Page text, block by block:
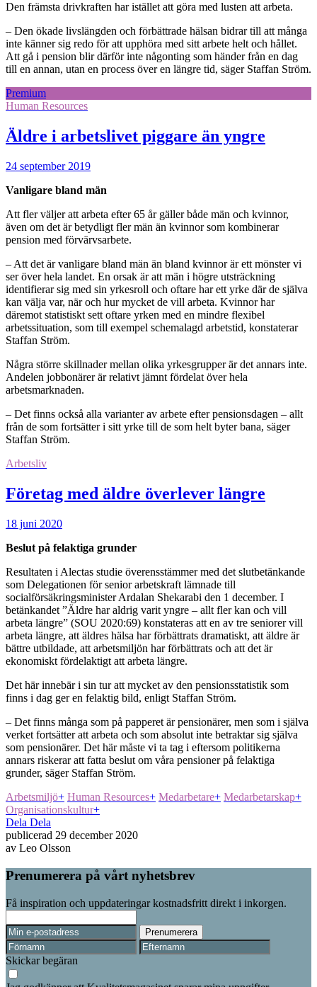
Den främsta drivkraften har istället att göra med lusten att arbeta.
– Den ökade livslängden och förbättrade hälsan bidrar till att många
inte känner sig redo för att upphöra med sitt arbete helt och hållet.
Att gå i pension blir därför inte någonting som händer från en dag
till en annan, utan en process över en längre tid, säger Staffan Ström.
Premium
Human Resources
Äldre i arbetslivet piggare än yngre
24 september 2019
Vanligare bland män
Att fler väljer att arbeta efter 65 år gäller både män och kvinnor,
även om det är betydligt fler män än kvinnor som kombinerar
pension med förvärvsarbete.
– Att det är vanligare bland män än bland kvinnor är ett mönster vi
ser över hela landet. En orsak är att män i högre utsträckning
identifierar sig med sin yrkesroll och oftare har ett yrke där de själva
kan välja var, när och hur mycket de vill arbeta. Kvinnor har
däremot statistiskt sett oftare yrken med en mindre flexibel
arbetssituation, som till exempel schemalagd arbetstid, konstaterar
Staffan Ström.
Några större skillnader mellan olika yrkesgrupper är det annars inte.
Andelen jobbonärer är relativt jämnt fördelat över hela
arbetsmarknaden.
– Det finns också alla varianter av arbete efter pensionsdagen – allt
från de som fortsätter i sitt yrke till de som helt byter bana, säger
Staffan Ström.
Arbetsliv
Företag med äldre överlever längre
18 juni 2020
Beslut på felaktiga grunder
Resultaten i Alectas studie överensstämmer med det slutbetänkande
som Delegationen för senior arbetskraft lämnade till
socialförsäkringsminister Ardalan Shekarabi den 1 december. I
betänkandet ”Äldre har aldrig varit yngre – allt fler kan och vill
arbeta längre” (SOU 2020:69) konstateras att en av tre seniorer vill
arbeta längre, att äldres hälsa har förbättrats dramatiskt, att äldre är
bättre utbildade, att arbetsmiljön har förbättrats och att det är
ekonomiskt fördelaktigt att arbeta längre.
Det här innebär i sin tur att mycket av den pensionsstatistik som
finns i dag ger en felaktig bild, enligt Staffan Ström.
– Det finns många som på papperet är pensionärer, men som i själva
verket fortsätter att arbeta och som absolut inte betraktar sig själva
som pensionärer. Det här måste vi ta tag i eftersom politikerna
annars riskerar att fatta beslut om våra pensioner på felaktiga
grunder, säger Staffan Ström.
Arbetsmiljö+ Human Resources+ Medarbetare+ Medarbetarskap+
Organisationskultur+
Dela Dela
publicerad 29 december 2020
av Leo Olsson
Prenumerera på vårt nyhetsbrev
Få inspiration och uppdateringar kostnadsfritt direkt i inkorgen.
Skickar begäran